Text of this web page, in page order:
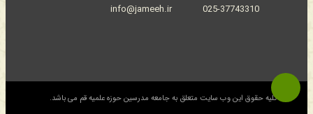
025-37743310
info@jameeh.ir
© کلیه حقوق این وب سایت متعلق به جامعه مدرسین حوزه علمیه قم می باشد.